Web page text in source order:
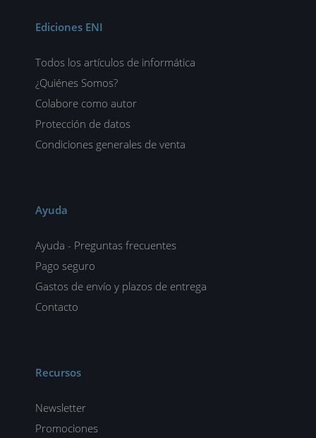
Ediciones ENI
Todos los artículos de informática
¿Quiénes Somos?
Colabore como autor
Protección de datos
Condiciones generales de venta
Ayuda
Ayuda - Preguntas frecuentes
Pago seguro
Gastos de envío y plazos de entrega
Contacto
Recursos
Newsletter
Promociones